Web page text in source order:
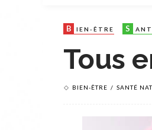
B IEN-ÊTRE S
Tous
BIEN-ÊTRE SANTÉ